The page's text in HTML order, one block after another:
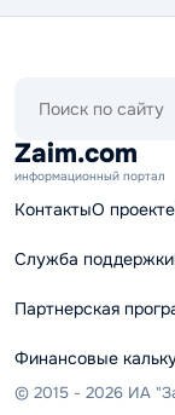
сайту
Zaim.com
информационный портал
КонтактыО проекте
Служба поддержки
Партнерская
Финансовые
© 2015 - 2026 ИА